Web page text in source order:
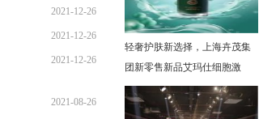
12:07:56
2021-12-26
12:06:28
2021-12-26
10:06:45
2021-12-26
2021-08-26
轻奢护肤新选择，上海卉茂集
团新零售新品艾玛仕细胞激